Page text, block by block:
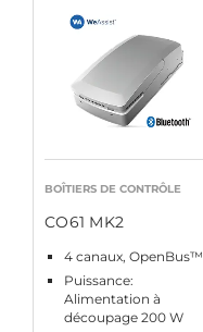
BOÎTIERS DE CONTRÔLE
CO61 MK2
4 canaux, OpenBus™
Puissance:
Alimentation à
découpage 200 W